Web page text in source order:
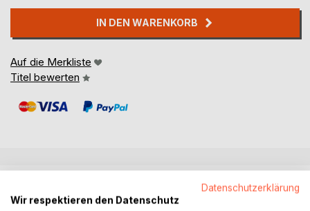
IN DEN WARENKORB
Auf die Merkliste
Titel bewerten
Datenschutzerklärung
Wir respektieren den Datenschutz